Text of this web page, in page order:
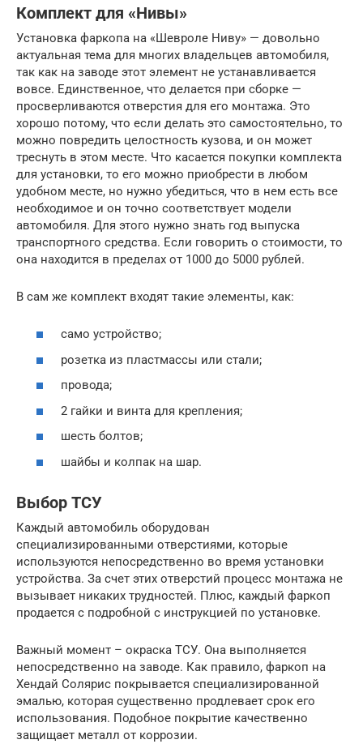
Комплект для «Нивы»
Установка фаркопа на «Шевроле Ниву» — довольно
актуальная тема для многих владельцев автомобиля,
так как на заводе этот элемент не устанавливается
вовсе. Единственное, что делается при сборке —
просверливаются отверстия для его монтажа. Это
хорошо потому, что если делать это самостоятельно, то
можно повредить целостность кузова, и он может
треснуть в этом месте. Что касается покупки комплекта
для установки, то его можно приобрести в любом
удобном месте, но нужно убедиться, что в нем есть все
необходимое и он точно соответствует модели
автомобиля. Для этого нужно знать год выпуска
транспортного средства. Если говорить о стоимости, то
она находится в пределах от 1000 до 5000 рублей.
В сам же комплект входят такие элементы, как:
само устройство;
розетка из пластмассы или стали;
провода;
2 гайки и винта для крепления;
шесть болтов;
шайбы и колпак на шар.
Выбор ТСУ
Каждый автомобиль оборудован
специализированными отверстиями, которые
используются непосредственно во время установки
устройства. За счет этих отверстий процесс монтажа не
вызывает никаких трудностей. Плюс, каждый фаркоп
продается с подробной с инструкцией по установке.
Важный момент – окраска ТСУ. Она выполняется
непосредственно на заводе. Как правило, фаркоп на
Хендай Солярис покрывается специализированной
эмалью, которая существенно продлевает срок его
использования. Подобное покрытие качественно
защищает металл от коррозии.